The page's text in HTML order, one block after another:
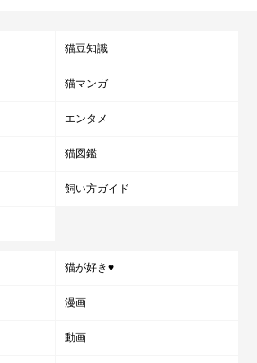
猫豆知識
猫マンガ
エンタメ
猫図鑑
飼い方ガイド
猫が好き♥
漫画
動画